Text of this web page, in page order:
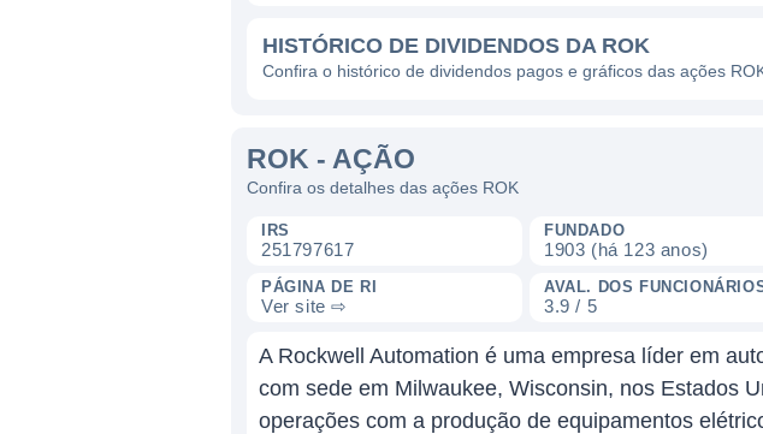
HISTÓRICO DE DIVIDENDOS DA ROK
Confira o histórico de dividendos pagos e gráficos das ações
ROK - AÇÃO
Confira os detalhes das ações ROK
IRS
251797617
FUNDADO
1903 (há 123 anos)
PÁGINA DE RI
Ver site ⇨
AVAL. DOS
3.9 / 5
A Rockwell Automation é uma empresa líder em
com sede em Milwaukee, Wisconsin, nos Estados
operações com a produção de equipamentos